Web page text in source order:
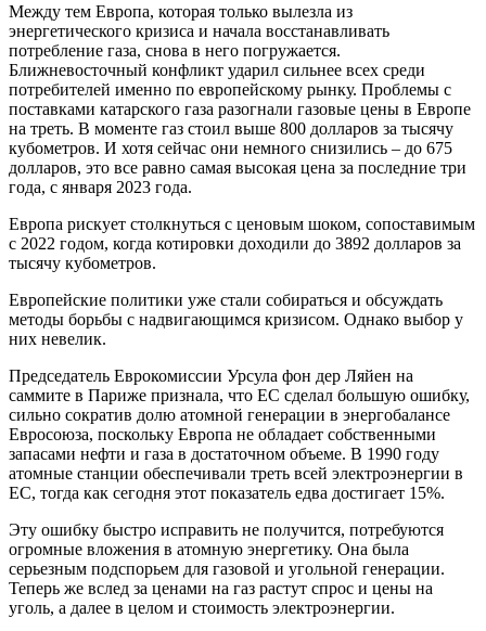
Между тем Европа, которая только вылезла из
энергетического кризиса и начала восстанавливать
потребление газа, снова в него погружается.
Ближневосточный конфликт ударил сильнее всех среди
потребителей именно по европейскому рынку. Проблемы с
поставками катарского газа разогнали газовые цены в Европе
на треть. В моменте газ стоил выше 800 долларов за тысячу
кубометров. И хотя сейчас они немного снизились – до 675
долларов, это все равно самая высокая цена за последние три
года, с января 2023 года.
Европа рискует столкнуться с ценовым шоком, сопоставимым
с 2022 годом, когда котировки доходили до 3892 долларов за
тысячу кубометров.
Европейские политики уже стали собираться и обсуждать
методы борьбы с надвигающимся кризисом. Однако выбор у
них невелик.
Председатель Еврокомиссии Урсула фон дер Ляйен на
саммите в Париже признала, что ЕС сделал большую ошибку,
сильно сократив долю атомной генерации в энергобалансе
Евросоюза, поскольку Европа не обладает собственными
запасами нефти и газа в достаточном объеме. В 1990 году
атомные станции обеспечивали треть всей электроэнергии в
ЕС, тогда как сегодня этот показатель едва достигает 15%.
Эту ошибку быстро исправить не получится, потребуются
огромные вложения в атомную энергетику. Она была
серьезным подспорьем для газовой и угольной генерации.
Теперь же вслед за ценами на газ растут спрос и цены на
уголь, а далее в целом и стоимость электроэнергии.